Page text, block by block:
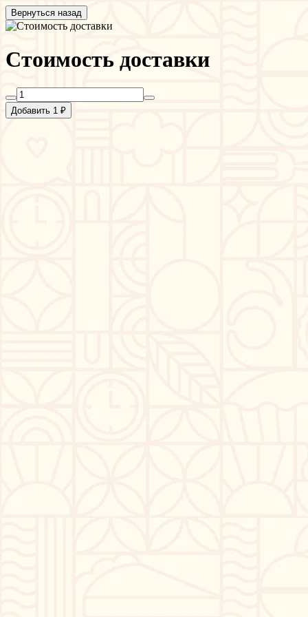
Вернуться назад
Стоимость доставки
Добавить 1 ₽